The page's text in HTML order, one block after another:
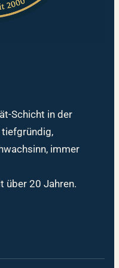
Schicht in der
immer
über 20 Jahren.